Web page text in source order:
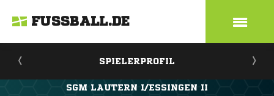
FUSSBALL.DE
SPIELERPROFIL
SGM LAUTERN I/ESSINGEN II